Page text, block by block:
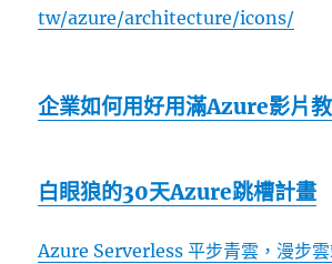
tw/azure/architecture/icons/
企業如何用好用滿Azure影片
白眼狼的30天Azure跳槽計畫
Azure Serverless 平步青雲，漫步